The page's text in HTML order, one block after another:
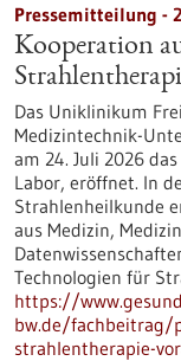
Pressemitteilung -
Kooperation
Das Uniklinikum
Medizintechnik-
am 24. Juli 2026
Labor, eröffnet. In
Strahlenheilkunde
aus Medizin,
Technologien für
https://
bw.de/fachbeitrag/
strahlentherapie-